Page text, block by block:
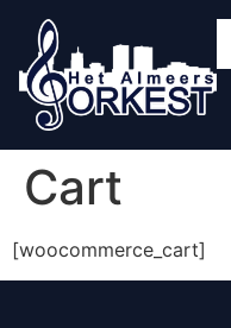
content
Cart
[woocommerce_cart]